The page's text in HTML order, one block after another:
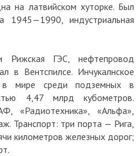
на латвийском хуторке. Был
1945—1990, индустриальная
Рижская ГЭС, нефтепровод
в Вентспилсе. Инчукалнское
в мире среди подземных в
4,47 млрд кубометров.
«Радиотехника», «Альфа»,
Транспорт: три порта — Рига,
километров железных дорог;